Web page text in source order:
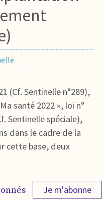
(Cf. Sentinelle n°289),
santé 2022 », loi n°
Sentinelle spéciale),
dans le cadre de la
cette base, deux
Je m'abonne